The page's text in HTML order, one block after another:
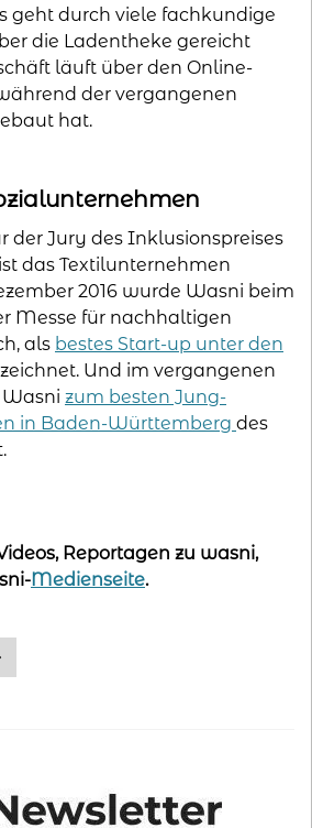
geht durch viele fachkundige
die Ladentheke gereicht
läuft über den Online-
der vergangenen
hat.
der Jury des Inklusionspreises
das Textilunternehmen
2016 wurde Wasni beim
Messe für nachhaltigen
als bestes Start-up unter den
Und im vergangenen
zum besten Jung-
in Baden-Württemberg des
Reportagen zu wasni,
Medienseite.